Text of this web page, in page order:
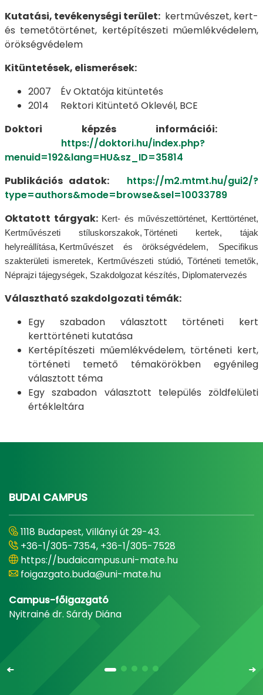
Kutatási, tevékenységi terület: kertművészet, kert-
és temetőtörténet, kertépítészeti műemlékvédelem,
örökségvédelem
Kitüntetések, elismerések:
2007 Év Oktatója kitüntetés
2014 Rektori Kitüntető Oklevél, BCE
Doktori képzés információi:
https://doktori.hu/index.php?
menuid=192&lang=HU&sz_ID=35814
Publikációs adatok:
https://m2.mtmt.hu/gui2/?
type=authors&mode=browse&sel=10033789
Oktatott tárgyak: Kert- és művészettörténet, Kerttörténet,
Kertművészeti stíluskorszakok, Történeti kertek, tájak
helyreállítása, Kertművészet és örökségvédelem, Specifikus
szakterületi ismeretek, Kertművészeti stúdió, Történeti temetők,
Néprajzi tájegységek, Szakdolgozat készítés, Diplomatervezés
Választható szakdolgozati témák:
Egy szabadon választott történeti kert
kerttörténeti kutatása
Kertépítészeti műemlékvédelem, történeti kert,
történeti temető témakörökben egyénileg
választott téma
Egy szabadon választott település zöldfelületi
értékleltára
BUDAI CAMPUS
1118 Budapest, Villányi út 29-43.
+36-1/305-7354, +36-1/305-7528
https://budaicampus.uni-mate.hu
foigazgato.buda@uni-mate.hu
Campus-főigazgató
Nyitrainé dr. Sárdy Diána